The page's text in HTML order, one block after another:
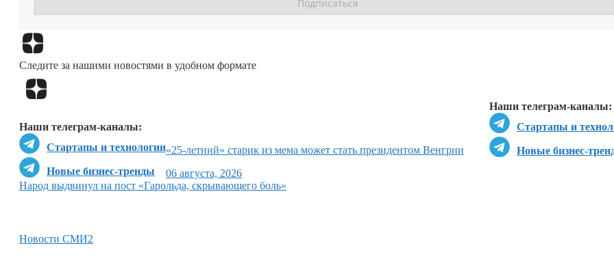
Следите за нашими новостями в удобном формате
Наши телеграм-каналы:
Стартапы и
Новые бизнес-
Наши телеграм-каналы:
Стартапы и технологии
Новые бизнес-тренды
«25-летний» старик из мема может стать президентом Венгрии
06 августа, 2026
Народ выдвинул на пост «Гарольда, скрывающего боль»
Новости СМИ2